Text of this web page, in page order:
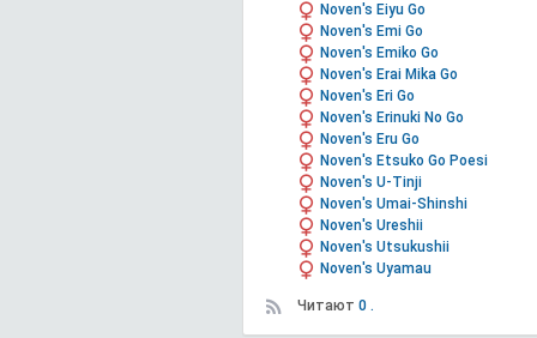
Noven's Eiyu Go
Noven's Emi Go
Noven's Emiko Go
Noven's Erai Mika Go
Noven's Eri Go
Noven's Erinuki No Go
Noven's Eru Go
Noven's Etsuko Go Poesi
Noven's U-Tinji
Noven's Umai-Shinshi
Noven's Ureshii
Noven's Utsukushii
Noven's Uyamau
Читают 0 .